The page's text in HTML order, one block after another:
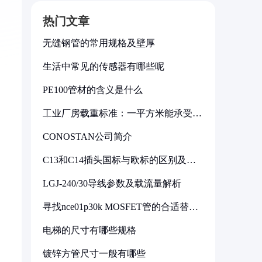
热门文章
无缝钢管的常用规格及壁厚
生活中常见的传感器有哪些呢
PE100管材的含义是什么
工业厂房载重标准：一平方米能承受多
CONOSTAN公司简介
C13和C14插头国标与欧标的区别及其
LGJ-240/30导线参数及载流量解析
寻找nce01p30k MOSFET管的合适替代
电梯的尺寸有哪些规格
镀锌方管尺寸一般有哪些